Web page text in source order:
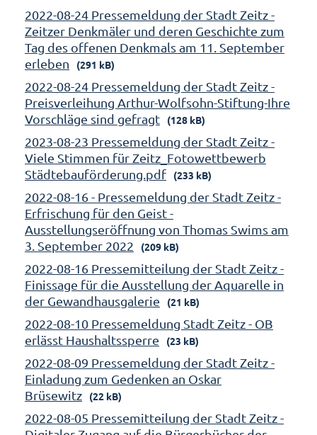
2022-08-24 Pressemeldung der Stadt Zeitz -
Zeitzer Denkmäler und deren Geschichte zum
Tag des offenen Denkmals am 11. September
erleben
(291 kB)
2022-08-24 Pressemeldung der Stadt Zeitz -
Preisverleihung Arthur-Wolfsohn-Stiftung-Ihre
Vorschläge sind gefragt
(128 kB)
2023-08-23 Pressemeldung der Stadt Zeitz -
Viele Stimmen für Zeitz_Fotowettbewerb
Städtebauförderung.pdf
(233 kB)
2022-08-16 - Pressemeldung der Stadt Zeitz -
Erfrischung für den Geist -
Ausstellungseröffnung von Thomas Swims am
3. September 2022
(209 kB)
2022-08-16 Pressemitteilung der Stadt Zeitz -
Finissage für die Ausstellung der Aquarelle in
der Gewandhausgalerie
(21 kB)
2022-08-10 Pressemeldung Stadt Zeitz - OB
erlässt Haushaltssperre
(23 kB)
2022-08-09 Pressemeldung der Stadt Zeitz -
Einladung zum Gedenken an Oskar
Brüsewitz
(22 kB)
2022-08-05 Pressemitteilung der Stadt Zeitz -